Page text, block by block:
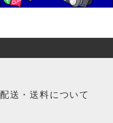
配送・送料について